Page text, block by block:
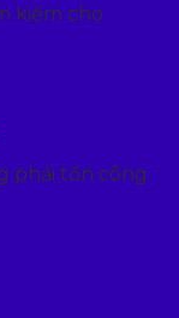
kiếm cho
phải tốn công